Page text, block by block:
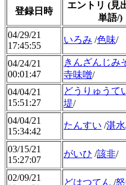
登録日時
エントリ (見
単語/)
04/29/21
17:45:55
いろみ /色味/
04/24/21
00:01:47
きんざんじみ
寺味噌/
04/04/21
15:51:27
どうりゅうて
堤/
04/04/21
15:34:42
たんすい /湛水
03/15/21
15:27:07
がいひ /該非/
02/09/21
どはつてん /